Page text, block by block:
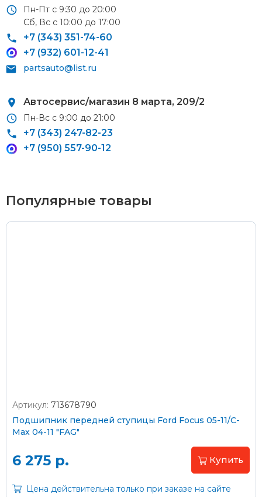
Пн-Пт с 9:30 до 20:00
Сб, Вс с 10:00 до 17:00
+7 (343) 351-74-60
+7 (932) 601-12-41
partsauto@list.ru
Автосервис/магазин 8 марта, 209/2
Пн-Вс с 9:00 до 21:00
+7 (343) 247-82-23
+7 (950) 557-90-12
Курьерская доставка
По Екатеринбургу при заказе от 9 000 ₽ –
Доставка в удаленные районы (Березовский, Горный
Щит, Кольцово, Большой Исток, Исток, Химмаш,
Верхняя Пышма, Арамиль, Шувакиш) –
Стоимость доставки Почтой России –
С помощью карты рассрочки Халва
С Вашего расчетного счета
На карту Сбербанка:
Популярные товары
Артикул: 713678790
Подшипник передней ступицы Ford Focus 05-11/C-
Max 04-11 "FAG"
Цена действительна только при заказе на сайте
6 275 р. Купить